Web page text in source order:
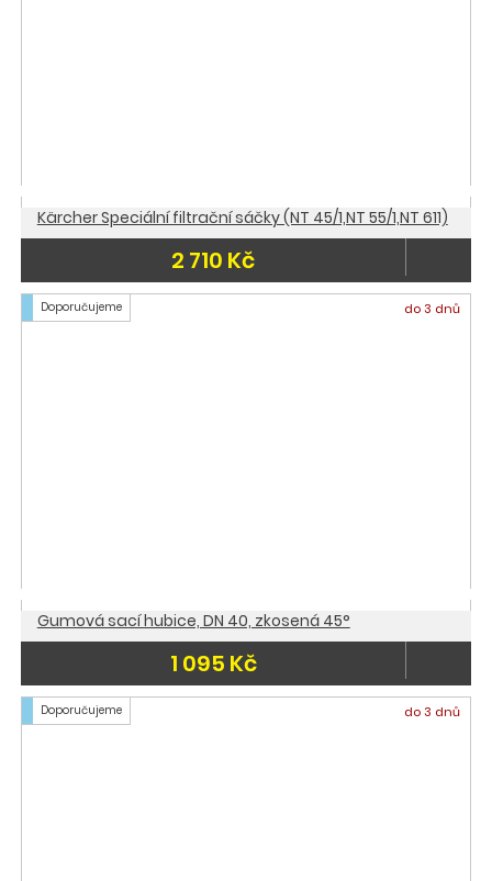
Kärcher Speciální filtrační sáčky (NT 45/1,NT 55/1,NT 611)
2 710 Kč
Doporučujeme do 3 dnů
Gumová sací hubice, DN 40, zkosená 45°
1 095 Kč
Doporučujeme do 3 dnů